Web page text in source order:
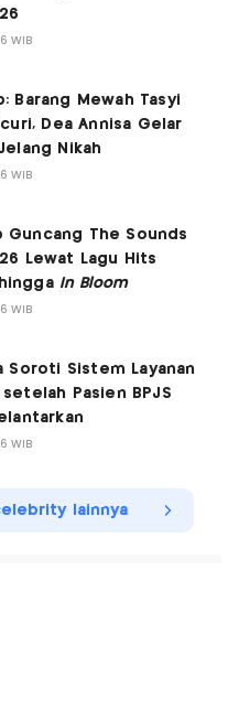
WIB
Barang Mewah Tasyi
Dea Annisa Gelar
Nikah
WIB
Guncang The Sounds
Lewat Lagu Hits
In Bloom
WIB
Soroti Sistem Layanan
setelah Pasien BPJS
WIB
lainnya